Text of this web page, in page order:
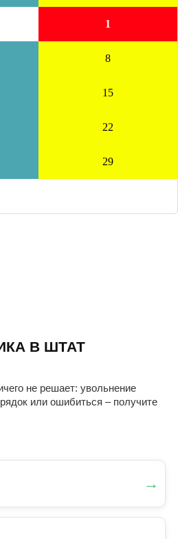
1
8
15
22
29
В ШТАТ
не решает: увольнение
или ошибиться – получите
→